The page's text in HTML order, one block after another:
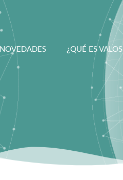
NOVEDADES ¿QUÉ ES